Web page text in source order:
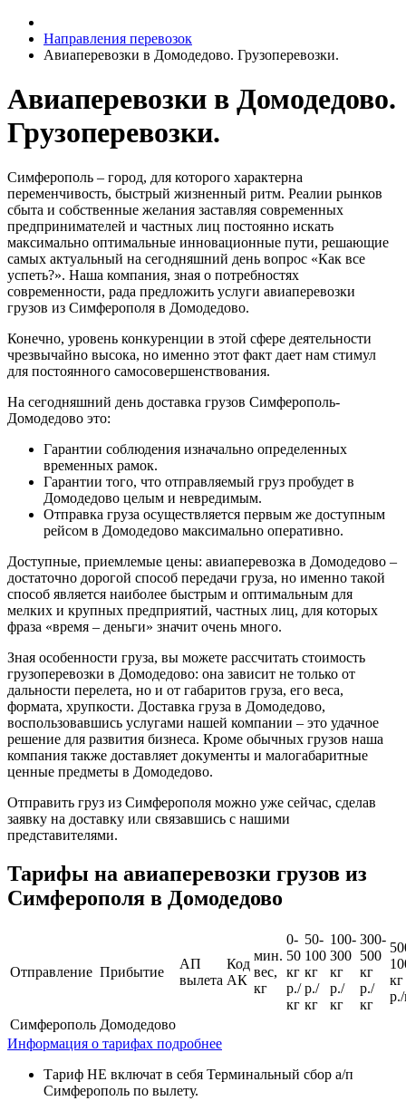
Направления перевозок
Авиаперевозки в Домодедово. Грузоперевозки.
Авиаперевозки в Домодедово.
Грузоперевозки.
Симферополь – город, для которого характерна
переменчивость, быстрый жизненный ритм. Реалии рынков
сбыта и собственные желания заставляя современных
предпринимателей и частных лиц постоянно искать
максимально оптимальные инновационные пути, решающие
самых актуальный на сегодняшний день вопрос «Как все
успеть?». Наша компания, зная о потребностях
современности, рада предложить услуги авиаперевозки
грузов из Симферополя в Домодедово.
Конечно, уровень конкуренции в этой сфере деятельности
чрезвычайно высока, но именно этот факт дает нам стимул
для постоянного самосовершенствования.
На сегодняшний день доставка грузов Симферополь-
Домодедово это:
Гарантии соблюдения изначально определенных
временных рамок.
Гарантии того, что отправляемый груз пробудет в
Домодедово целым и невредимым.
Отправка груза осуществляется первым же доступным
рейсом в Домодедово максимально оперативно.
Доступные, приемлемые цены: авиаперевозка в Домодедово –
достаточно дорогой способ передачи груза, но именно такой
способ является наиболее быстрым и оптимальным для
мелких и крупных предприятий, частных лиц, для которых
фраза «время – деньги» значит очень много.
Зная особенности груза, вы можете рассчитать стоимость
грузоперевозки в Домодедово: она зависит не только от
дальности перелета, но и от габаритов груза, его веса,
формата, хрупкости. Доставка груза в Домодедово,
воспользовавшись услугами нашей компании – это удачное
решение для развития бизнеса. Кроме обычных грузов наша
компания также доставляет документы и малогабаритные
ценные предметы в Домодедово.
Отправить груз из Симферополя можно уже сейчас, сделав
заявку на доставку или связавшись с нашими
представителями.
Тарифы на авиаперевозки грузов из
Симферополя в Домодедово
Отправление Прибытие
АП
вылета
Код
АК
мин.
вес,
кг
0-
50
кг
р./
кг
50-
100
кг
р./
кг
100-
300
кг
р./
кг
300-
500
кг
р./
кг
кг
Симферополь Домодедово
Информация о тарифах подробнее
Тариф НЕ включат в себя Терминальный сбор а/п
Симферополь по вылету.